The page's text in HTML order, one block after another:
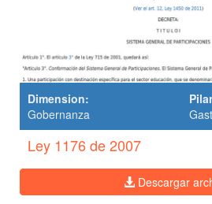
Dimension:
Gobernanza
Ley 1176 de 2007
Descargar